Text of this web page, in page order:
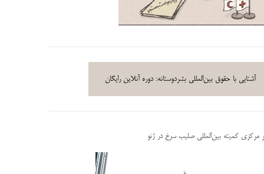
آشنایی با حقوق بین‌المللی بشردوستانه: دوره آنلاین رایگان
مرکزی کمیته بین‌المللی صلیب سرخ در ژنو